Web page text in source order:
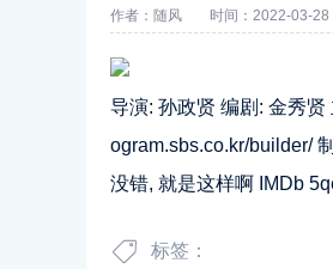
作者：随风 时间：2022-03-28
导演: 孙政贤 编剧: 金秀贤
ogram.sbs.co.kr/builder/
没错, 就是这样啊 IMDb
标签：